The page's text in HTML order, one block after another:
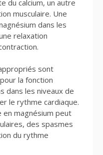
du calcium, un autre
musculaire. Une
dans les
relaxation
sont
la fonction
dans les niveaux de
le rythme cardiaque.
en magnésium peut
des spasmes
du rythme